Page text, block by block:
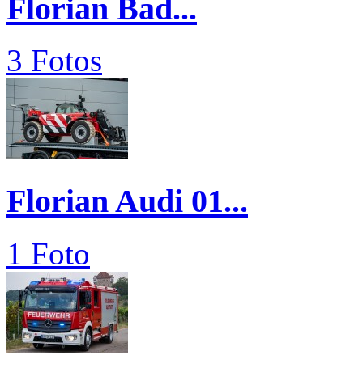
Florian Bad...
3 Fotos
Florian Audi 01...
1 Foto